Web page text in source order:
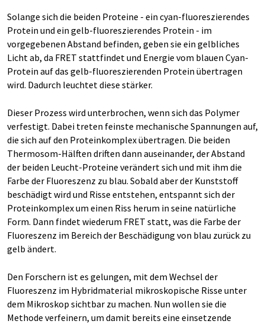
Solange sich die beiden Proteine - ein cyan-fluoreszierendes
Protein und ein gelb-fluoreszierendes Protein - im
vorgegebenen Abstand befinden, geben sie ein gelbliches
Licht ab, da FRET stattfindet und Energie vom blauen Cyan-
Protein auf das gelb-fluoreszierenden Protein übertragen
wird. Dadurch leuchtet diese stärker.
Dieser Prozess wird unterbrochen, wenn sich das Polymer
verfestigt. Dabei treten feinste mechanische Spannungen auf,
die sich auf den Proteinkomplex übertragen. Die beiden
Thermosom-Hälften driften dann auseinander, der Abstand
der beiden Leucht-Proteine verändert sich und mit ihm die
Farbe der Fluoreszenz zu blau. Sobald aber der Kunststoff
beschädigt wird und Risse entstehen, entspannt sich der
Proteinkomplex um einen Riss herum in seine natürliche
Form. Dann findet wiederum FRET statt, was die Farbe der
Fluoreszenz im Bereich der Beschädigung von blau zurück zu
gelb ändert.
Den Forschern ist es gelungen, mit dem Wechsel der
Fluoreszenz im Hybridmaterial mikroskopische Risse unter
dem Mikroskop sichtbar zu machen. Nun wollen sie die
Methode verfeinern, um damit bereits eine einsetzende